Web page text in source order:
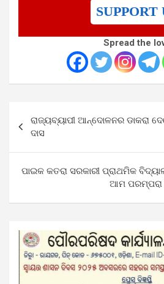
SUPPORT
Spread the
navigation
ରାଜ୍ୟବ୍ୟାପୀ ଆନ୍ଦୋଳନର ଡାକରା
ଦାସ
ପାଇକ କତରା ସରକାରୀ ପ୍ରାଥମିକ
ଆମ ପରମ୍ପରା